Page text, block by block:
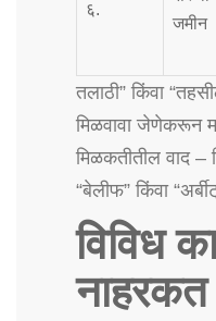
६.
जमीन
तलाठी” किंवा
मिळवावा जेणेकरून
मिळकतीतील वाद –
“बेलीफ” किंवा
विविध
नाहरकत